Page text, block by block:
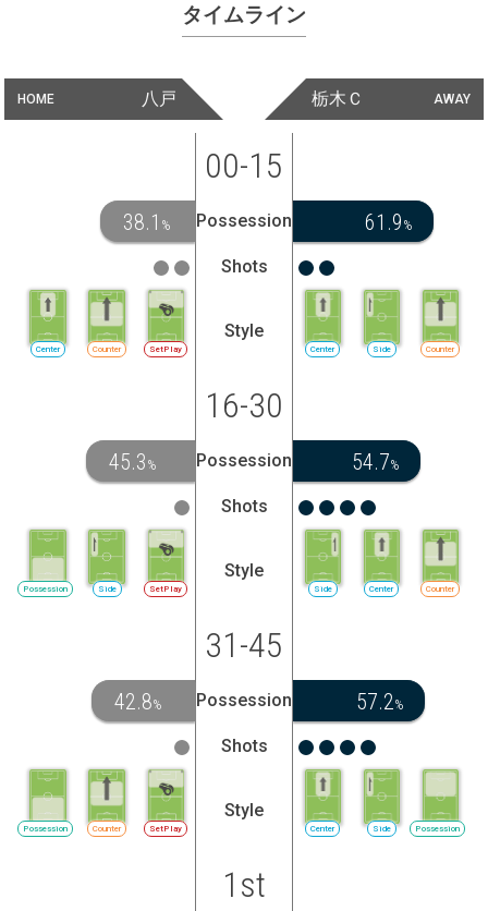
タイムライン
HOME 八戸 AWAY
栃木Ｃ
00-15
38.1 % Possession 61.9 %
Shots
SetPlay
Counter
Center
Style
Center Side Counter
16-30
45.3 % Possession 54.7%
Shots
SetPlay
Side
Possession
Style
Side Center Counter
31-45
42.8% Possession 57.2%
Shots
SetPlay
Counter
Possession
Style
Center Side Possession
1st